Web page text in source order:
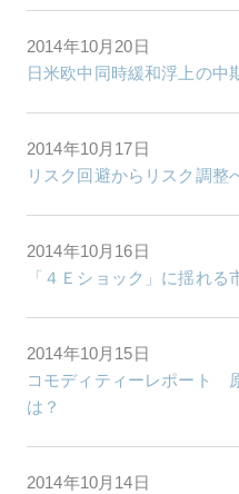
2014年10月20日
日米欧中同時緩和浮上の中
2014年10月17日
リスク回避からリスク調整
2014年10月16日
「４Ｅショック」に揺れる
2014年10月15日
コモディティーレポート
は？
2014年10月14日